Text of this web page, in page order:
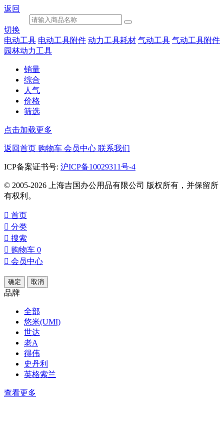
返回
切换
电动工具 电动工具附件 动力工具耗材 气动工具 气动工具附件
园林动力工具
销量
综合
人气
价格
筛选
点击加载更多
返回首页 购物车 会员中心 联系我们
ICP备案证书号: 沪ICP备10029311号-4
© 2005-2026 上海吉国办公用品有限公司 版权所有，并保留所
有权利。
 首页
 分类
 搜索
 购物车 0
 会员中心
确定 取消
品牌
全部
悠米(UMI)
世达
老A
得伟
史丹利
英格索兰
查看更多